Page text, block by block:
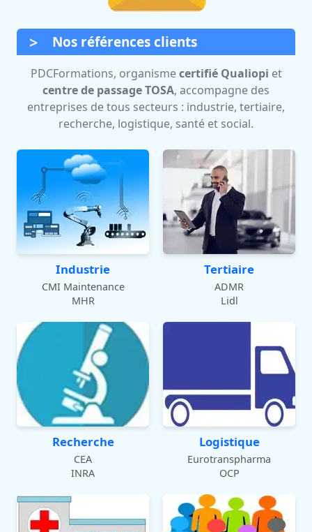
Nos références clients
PDCFormations, organismecertifié Qualiopi et
centre de passage TOSA, accompagne des
entreprises de tous secteurs : industrie, tertiaire,
recherche, logistique, santé et social.
Industrie
CMI Maintenance
MHR
Tertiaire
ADMR
Lidl
Recherche
CEA
INRA
Logistique
Eurotranspharma
OCP